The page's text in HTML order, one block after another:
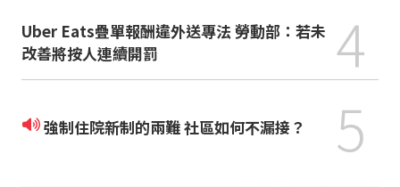
Uber Eats疊單報酬違外送專法 勞動部：若未
改善將按人連續開罰
4
強制住院新制的兩難 社區如何不漏接？ 5